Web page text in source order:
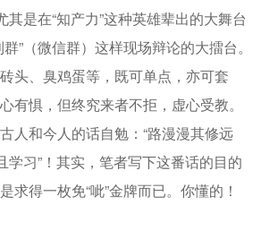
其是在“知产力”这种英雄辈出的大舞台
”（微信群）这样现场辩论的大擂台。
头、臭鸡蛋等，既可单点，亦可套
有惧，但终究来者不拒，虚心受教。
人和今人的话自勉：“路漫漫其修远
学习”！其实，笔者写下这番话的目的
求得一枚免“呲”金牌而已。你懂的！